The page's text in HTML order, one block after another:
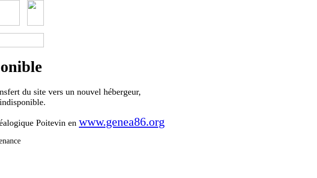
du site vers un nouvel hébergeur,
Poitevin en www.genea86.org